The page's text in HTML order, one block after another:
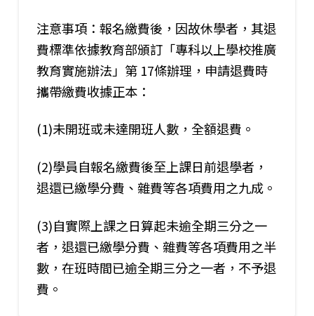
注意事項：報名繳費後，因故休學者，其退
費標準依據教育部頒訂「專科以上學校推廣
教育實施辦法」第 17條辦理，申請退費時
攜帶繳費收據正本：
(1)未開班或未達開班人數，全額退費。
(2)學員自報名繳費後至上課日前退學者，
退還已繳學分費、雜費等各項費用之九成。
(3)自實際上課之日算起未逾全期三分之一
者，退還已繳學分費、雜費等各項費用之半
數，在班時間已逾全期三分之一者，不予退
費。